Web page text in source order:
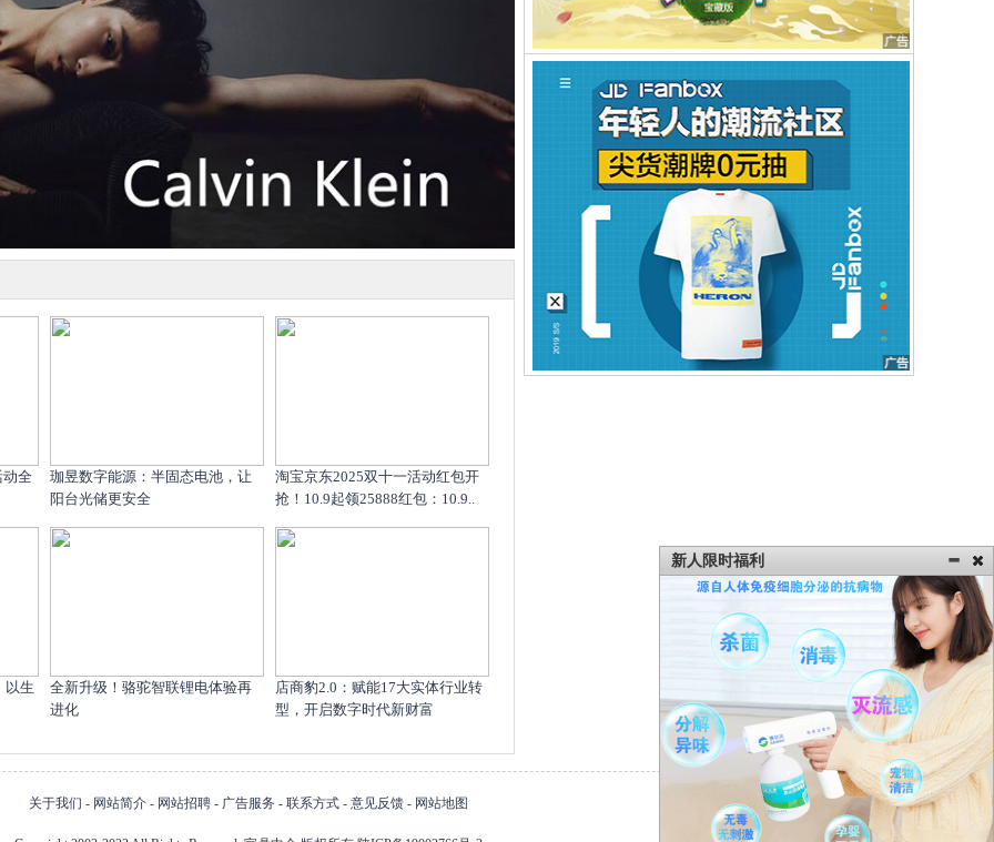
新人限时福利
动全
珈昱数字能源：半固态电池，让
阳台光储更安全
淘宝京东2025双十一活动红包开
抢！10.9起领25888红包：10.9..
以生
全新升级！骆驼智联锂电体验再
进化
店商豹2.0：赋能17大实体行业转
型，开启数字时代新财富
关于我们 - 网站简介 - 网站招聘 - 广告服务 - 联系方式 - 意见反馈 - 网站地图